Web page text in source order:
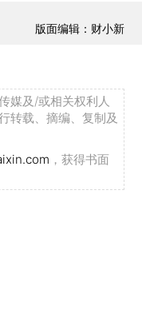
版面编辑：财小新
媒及/或相关权利人
转载、摘编、复制及
，获得书面